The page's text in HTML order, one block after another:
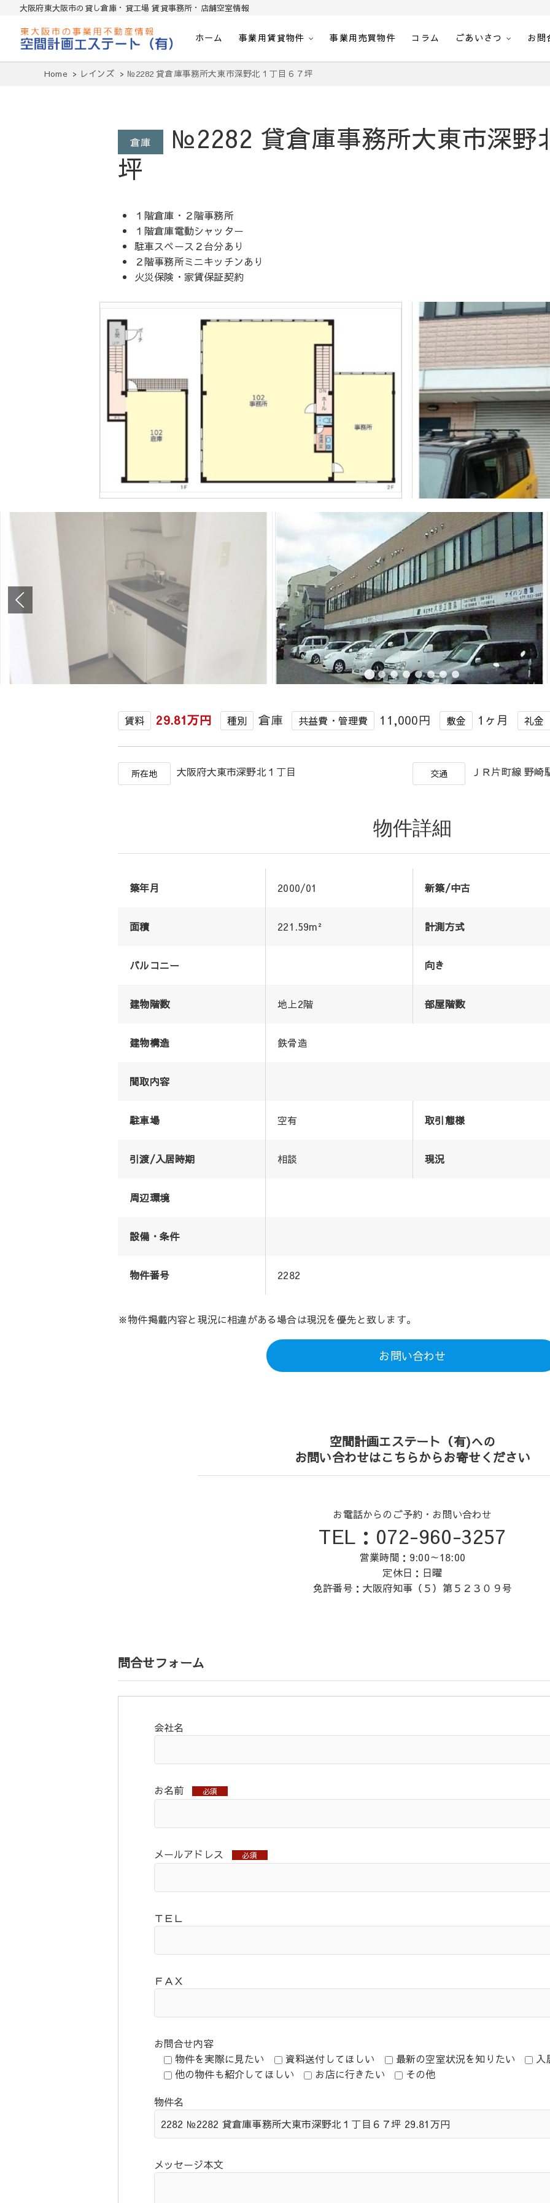
大阪府東大阪市の貸し倉庫・貸工場 賃貸事務所・店舗空室情報
東大阪貸倉庫・貸し工場・賃貸事務所・空室一覧・空間計画エステート
ホーム 事業用賃貸物件 事業用売買物件 コラム ごあいさつ お問
Home レインズ №2282 貸倉庫事務所大東市深野北１丁目６７坪
倉庫
№2282 貸倉庫事務所大東市深野
坪
１階倉庫・２階事務所
１階倉庫電動シャッター
駐車スペース２台分あり
２階事務所ミニキッチンあり
火災保険・家賃保証契約
賃料 29.81万円 種別 倉庫 共益費・管理費 11,000円 敷金 1ヶ月 礼金
所在地 大阪府大東市深野北１丁目 交通 ＪＲ片町線 野崎
物件詳細
築年月 2000/01 新築/中古
面積 221.59m² 計測方式
バルコニー 向き
建物階数 地上2階 部屋階数
建物構造 鉄骨造
間取内容
駐車場 空有 取引態様
引渡/入居時期 相談 現況
周辺環境
設備・条件
物件番号 2282
※物件掲載内容と現況に相違がある場合は現況を優先と致します。
お問い合わせ
空間計画エステート（有)への
お問い合わせはこちらからお寄せください
お電話からのご予約・お問い合わせ
TEL：072-960-3257
営業時間：9:00～18:00
定休日：日曜
免許番号：大阪府知事（５）第５２３０９号
問合せフォーム
会社名
お名前 必須
メールアドレス 必須
ＴＥＬ
ＦＡＸ
お問合せ内容
物件を実際に見たい
資料送付してほしい 最新の空室状況を知りたい
入
他の物件も紹介してほしい
お店に行きたい その他
物件名
メッセージ本文